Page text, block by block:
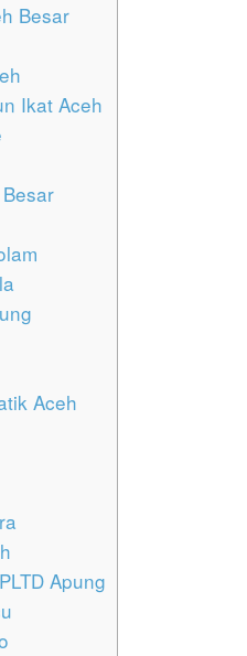
Besar
Ikat Aceh
Aceh
Apung